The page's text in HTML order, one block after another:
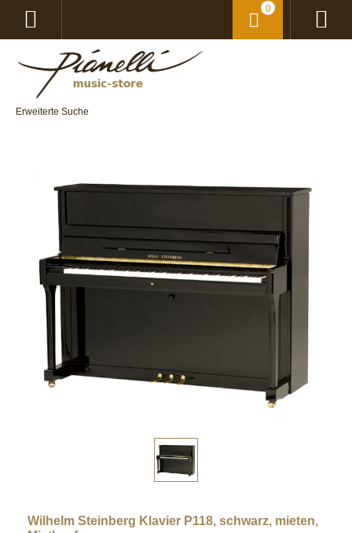
Erweiterte Suche
0
Wilhelm Steinberg Klavier P118, schwarz, mieten,